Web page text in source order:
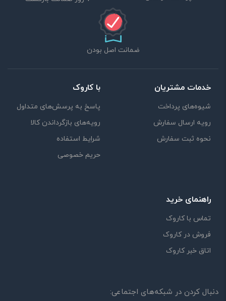
لازم است محتوای ارسالی منطبق برعرف و شئونات جامعه و با
بیانی رسمی و عاری از لحن تند، تمسخرو توهین باشد.
از ارسال لینک‌های سایت‌های دیگر و ارایه‌ی اطلاعات شخصی
خودتان مثل شماره تماس، ایمیل و آی‌دی شبکه‌های اجتماعی
در نظر داشته باشید هدف نهایی از ارائه‌ی نظر درباره‌ی کالا
ارزش خرید در برابر قیمت:
ضمانت اصل بودن
خدمات مشتریان
شیوه‌های پرداخت
رویه ارسال سفارش
نحوه ثبت سفارش
با کاروک
پاسخ به پرسش‌های متداول
رویه‌های بازگرداندن کالا
شرایط استفاده
حریم خصوصی
راهنمای خرید
تماس با کاروک
فروش در کاروک
اتاق خبر کاروک
دنبال کردن در شبکه‌های اجتماعی: